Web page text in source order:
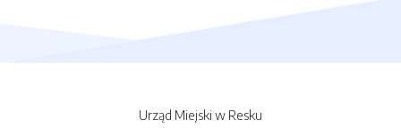
Urząd Miejski w Resku